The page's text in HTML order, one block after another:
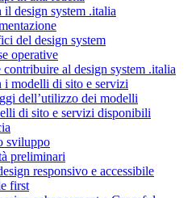
il design system .italia
del design system
operative
al design system .italia
i modelli di sito e servizi
dell’utilizzo dei modelli
di sito e servizi disponibili
sviluppo
preliminari
responsivo e accessibile
first